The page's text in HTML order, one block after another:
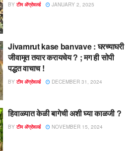
BY टीम ॲग्रोवर्ल्ड JANUARY 2, 2025
Jivamrut kase banvave : घरच्याघरी
जीवामृत तयार करायचेय ? ; मग ही सोपी
पद्धत वाचाच !
BY टीम ॲग्रोवर्ल्ड DECEMBER 31, 2024
हिवाळ्यात केळी बागेची अशी घ्या काळजी ?
BY टीम ॲग्रोवर्ल्ड NOVEMBER 15, 2024